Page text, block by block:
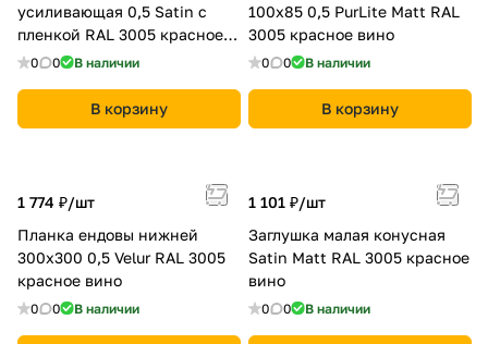
усиливающая 0,5 Satin с
пленкой RAL 3005 красное
вино
0 0 В наличии
В корзину
100х85 0,5 PurLite Мatt RAL
3005 красное вино
0 0 В наличии
В корзину
1 774 ₽/шт
Планка ендовы нижней
300х300 0,5 Velur RAL 3005
красное вино
0 0 В наличии
1 101 ₽/шт
Заглушка малая конусная
Satin Мatt RAL 3005 красное
вино
0 0 В наличии